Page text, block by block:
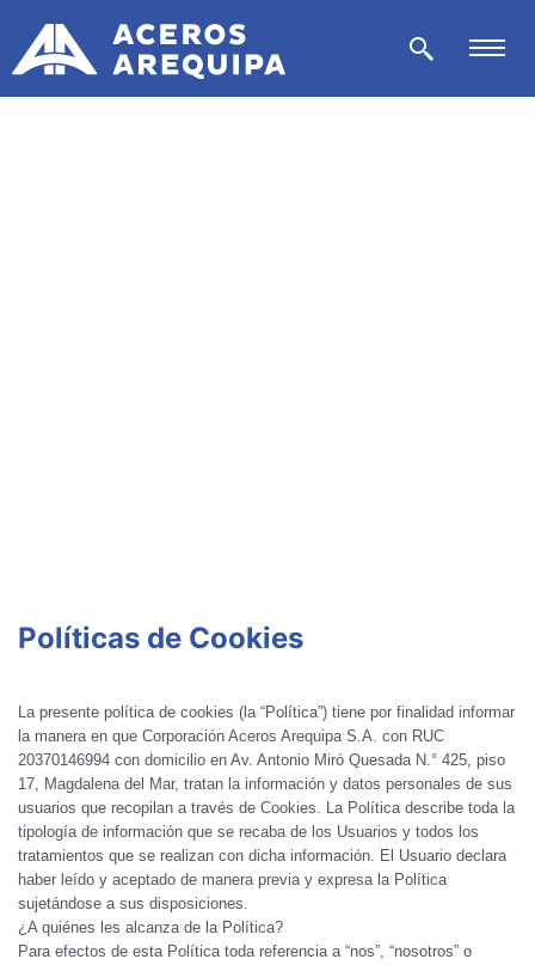
Políticas de Cookies
La presente política de cookies (la “Política”) tiene por finalidad informar
la manera en que Corporación Aceros Arequipa S.A. con RUC
20370146994 con domicilio en Av. Antonio Miró Quesada N.° 425, piso
17, Magdalena del Mar, tratan la información y datos personales de sus
usuarios que recopilan a través de Cookies. La Política describe toda la
tipología de información que se recaba de los Usuarios y todos los
tratamientos que se realizan con dicha información. El Usuario declara
haber leído y aceptado de manera previa y expresa la Política
sujetándose a sus disposiciones.
¿A quiénes les alcanza de la Política?
Para efectos de esta Política toda referencia a “nos”, “nosotros” o